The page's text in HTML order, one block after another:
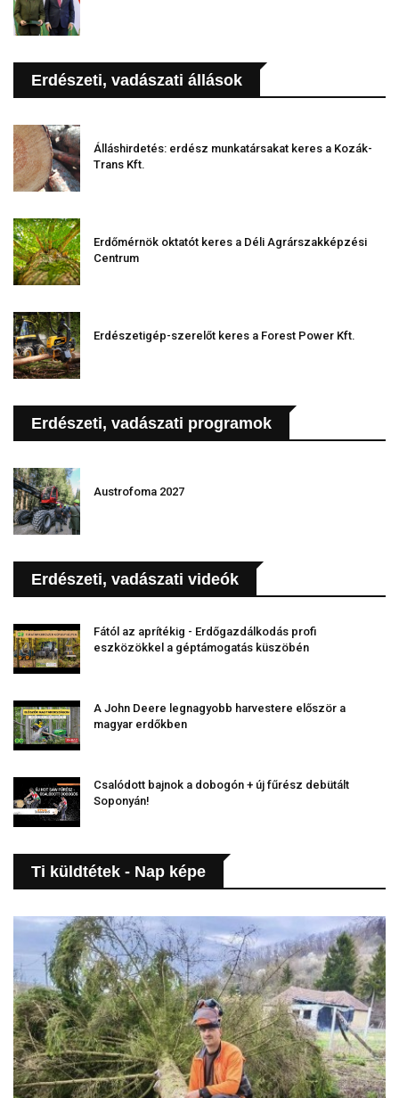
Erdészeti, vadászati állások
Álláshirdetés: erdész munkatársakat keres a Kozák-
Trans Kft.
Erdőmérnök oktatót keres a Déli Agrárszakképzési
Centrum
Erdészetigép-szerelőt keres a Forest Power Kft.
Erdészeti, vadászati programok
Austrofoma 2027
Erdészeti, vadászati videók
Fától az aprítékig - Erdőgazdálkodás profi
eszközökkel a géptámogatás küszöbén
A John Deere legnagyobb harvestere először a
magyar erdőkben
Csalódott bajnok a dobogón + új fűrész debütált
Soponyán!
Ti küldtétek - Nap képe